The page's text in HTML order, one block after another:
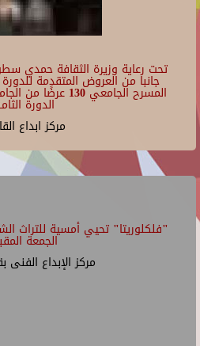
تحت رعاية وزيرة الثقافة حمدي
جانبا من العروض المتقدمة
المسرح الجامعي
الدورة
مركز ابداع
"فلكلوريتا" تحيي أمسية للتراث
الجمعة
مركز الإبداع الفنى